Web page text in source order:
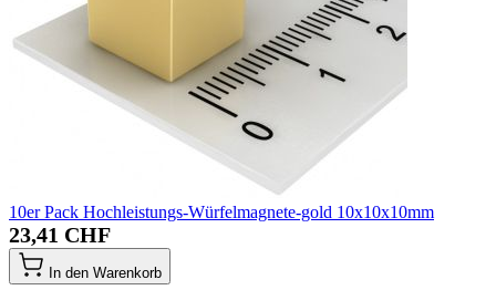
10er Pack Hochleistungs-Würfelmagnete-gold 10x10x10mm
23,41 CHF
In den Warenkorb